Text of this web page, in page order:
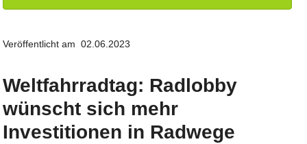
Veröffentlicht am 02.06.2023
Weltfahrradtag: Radlobby
wünscht sich mehr
Investitionen in Radwege